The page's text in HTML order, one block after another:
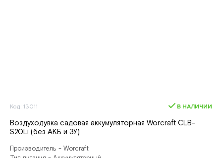
Код: 13011 В НАЛИЧИИ
Воздуходувка садовая аккумуляторная Worcraft CLB-
S20Li (без АКБ и ЗУ)
Производитель - Worcraft